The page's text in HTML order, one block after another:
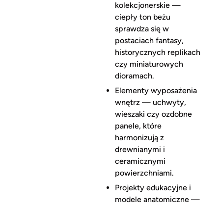
kolekcjonerskie —
ciepły ton beżu
sprawdza się w
postaciach fantasy,
historycznych replikach
czy miniaturowych
dioramach.
Elementy wyposażenia
wnętrz — uchwyty,
wieszaki czy ozdobne
panele, które
harmonizują z
drewnianymi i
ceramicznymi
powierzchniami.
Projekty edukacyjne i
modele anatomiczne —